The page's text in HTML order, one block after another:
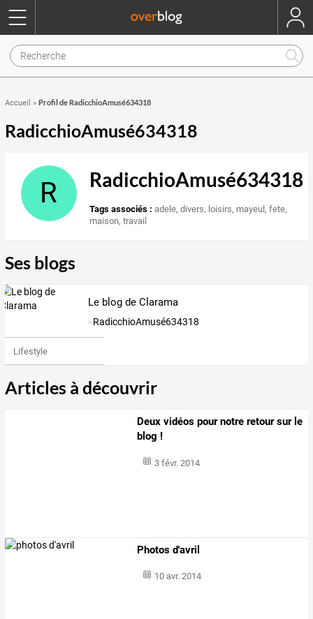
Accueil » Profil de RadicchioAmusé634318
RadicchioAmusé634318
R RadicchioAmusé634318
Tags associés : adele,divers, loisirs, mayeul,fete,
maison,travail
Ses blogs
Le blog de Clarama
RadicchioAmusé634318
Lifestyle
Articles à découvrir
Deux vidéos pour notre retour sur le
blog !
3 févr. 2014
Photos d'avril
10 avr. 2014